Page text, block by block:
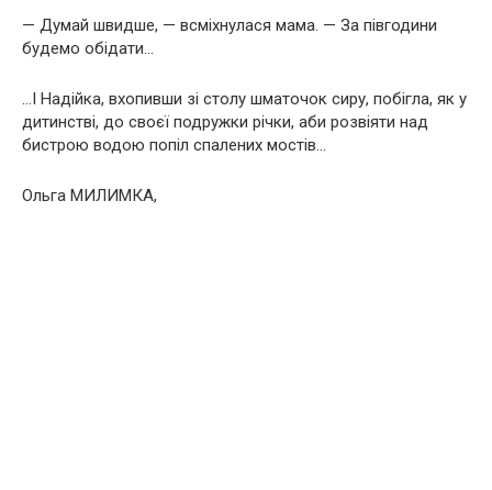
— Думай швидше, — всміхнулася мама. — За півгодини
будемо обідати…
…І Надійка, вхопивши зі столу шматочок сиру, побігла, як у
дитинстві, до своєї подружки річки, аби розвіяти над
бистрою водою пoпіл спaлених мостів…
Ольга МИЛИМКА,